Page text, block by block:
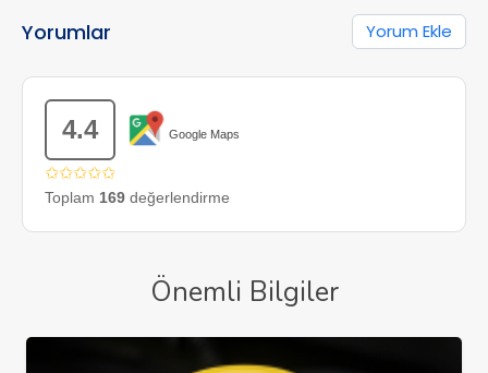
Yorumlar Yorum Ekle
4.4 Google Maps
✩✩✩✩✩
Toplam 169 değerlendirme
Önemli Bilgiler